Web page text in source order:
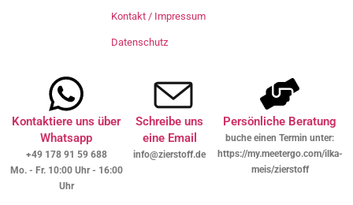
Kontakt / Impressum
Datenschutz
Kontaktiere uns über
Whatsapp
+49 178 91 59 688
Mo. - Fr. 10:00 Uhr - 16:00
Uhr
Schreibe uns
eine Email
info@zierstoff.de
Persönliche Beratung
buche einen Termin unter:
https://my.meetergo.com/ilka-
meis/zierstoff